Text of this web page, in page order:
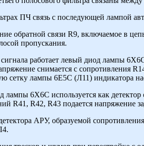
ПЧ связь с последующей лампой
обратной связи R9, включаемое в
пропускания.
работает левый диод лампы
снимается с сопротивления
сетку лампы 6Е5С (Л11) индикатора
лампы 6Х6С используется как
R41, R42, R43 подается напряжение
АРУ, образуемой